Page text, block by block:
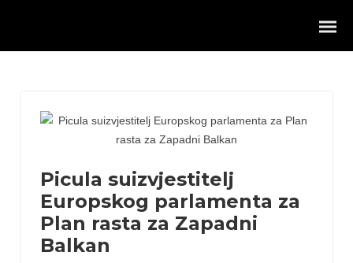
Intervjui
Vanjska politika
Hrvatska i Zapadni Balkan
Picula suizvjestitelj
Europskog parlamenta za
Plan rasta za Zapadni
Balkan